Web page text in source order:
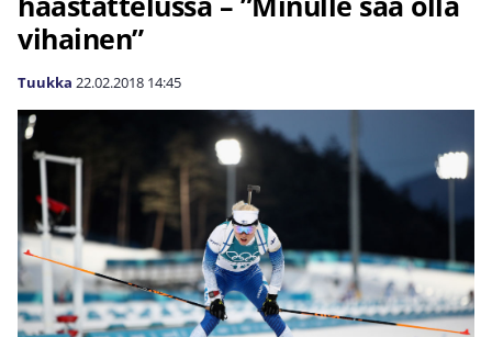
vihainen”
Tuukka 22.02.2018 14:45